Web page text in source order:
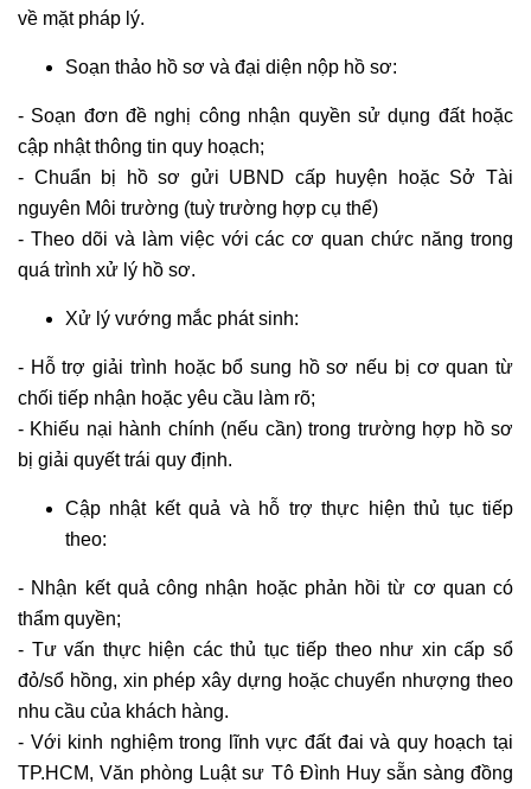
về mặt pháp lý.
Soạn thảo hồ sơ và đại diện nộp hồ sơ:
- Soạn đơn đề nghị công nhận quyền sử dụng đất hoặc
cập nhật thông tin quy hoạch;
- Chuẩn bị hồ sơ gửi UBND cấp huyện hoặc Sở Tài
nguyên Môi trường (tuỳ trường hợp cụ thể)
- Theo dõi và làm việc với các cơ quan chức năng trong
quá trình xử lý hồ sơ.
Xử lý vướng mắc phát sinh:
- Hỗ trợ giải trình hoặc bổ sung hồ sơ nếu bị cơ quan từ
chối tiếp nhận hoặc yêu cầu làm rõ;
- Khiếu nại hành chính (nếu cần) trong trường hợp hồ sơ
bị giải quyết trái quy định.
Cập nhật kết quả và hỗ trợ thực hiện thủ tục tiếp
theo:
- Nhận kết quả công nhận hoặc phản hồi từ cơ quan có
thẩm quyền;
- Tư vấn thực hiện các thủ tục tiếp theo như xin cấp sổ
đỏ/sổ hồng, xin phép xây dựng hoặc chuyển nhượng theo
nhu cầu của khách hàng.
- Với kinh nghiệm trong lĩnh vực đất đai và quy hoạch tại
TP.HCM, Văn phòng Luật sư Tô Đình Huy sẵn sàng đồng